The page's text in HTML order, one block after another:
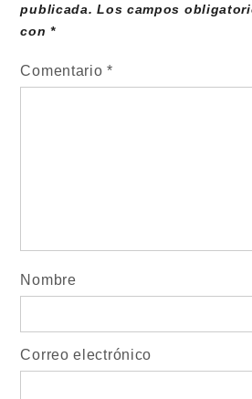
publicada. Los campos
con*
Comentario*
Nombre
Correo electrónico